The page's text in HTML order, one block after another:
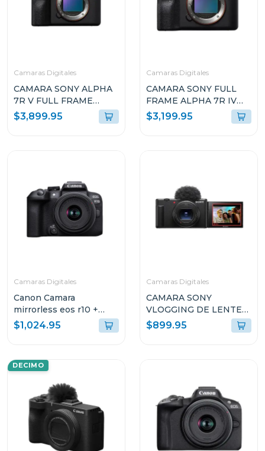
Camaras Digitales
CAMARA SONY ALPHA
7R V FULL FRAME
MIRRORLESS DE
LENTE
$3,899.95
Camaras Digitales
CAMARA SONY FULL
FRAME ALPHA 7R IV
DE 35MM Y 61MP
(SOLO CUERPO)
$3,199.95
Camaras Digitales
Canon Camara
mirrorless eos r10 +
lente rfs 18-45mm f/4.5-
6.3 is stm kit
$1,024.95
Camaras Digitales
CAMARA SONY
VLOGGING DE LENTE
FIJO ZV1-II
$899.95
DECIMO